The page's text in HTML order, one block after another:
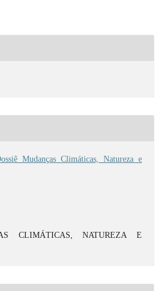
Mudanças Climáticas, Natureza e
CLIMÁTICAS, NATUREZA E